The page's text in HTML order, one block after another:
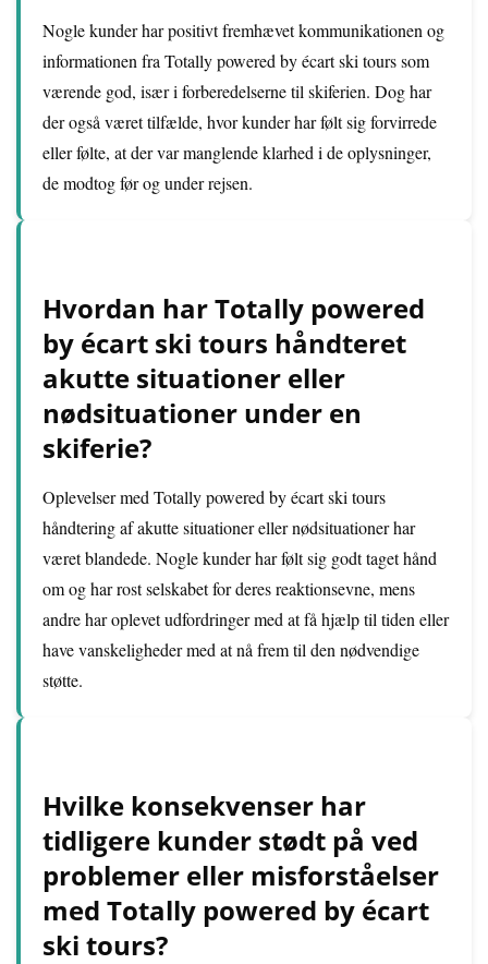
Nogle kunder har positivt fremhævet kommunikationen og
informationen fra Totally powered by écart ski tours som
værende god, især i forberedelserne til skiferien. Dog har
der også været tilfælde, hvor kunder har følt sig forvirrede
eller følte, at der var manglende klarhed i de oplysninger,
de modtog før og under rejsen.
Hvordan har Totally powered
by écart ski tours håndteret
akutte situationer eller
nødsituationer under en
skiferie?
Oplevelser med Totally powered by écart ski tours
håndtering af akutte situationer eller nødsituationer har
været blandede. Nogle kunder har følt sig godt taget hånd
om og har rost selskabet for deres reaktionsevne, mens
andre har oplevet udfordringer med at få hjælp til tiden eller
have vanskeligheder med at nå frem til den nødvendige
støtte.
Hvilke konsekvenser har
tidligere kunder stødt på ved
problemer eller misforståelser
med Totally powered by écart
ski tours?